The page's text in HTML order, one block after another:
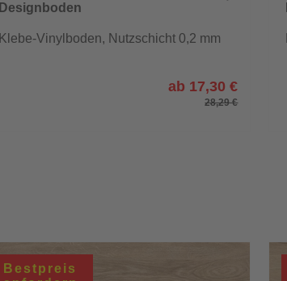
Designboden
Klebe-Vinylboden, Nutzschicht 0,2 mm
ab 17,30 €
28,29 €
Bestpreis